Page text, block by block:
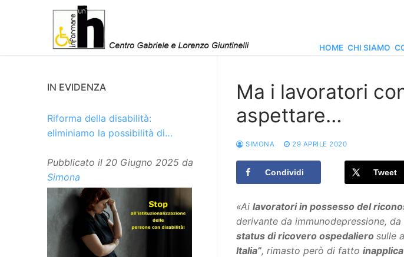
HOME CHI SIAMO
Ma i lavoratori
aspettare…
SIMONA 29 APRILE 2020
Condividi Tweet
«Ai lavoratori in possesso del
derivante da immunodepressione,
status di ricovero ospedaliero sulle
Italia”, rimasto però di fatto
IN EVIDENZA
Riforma della disabilità:
eliminiamo la possibilità di
Pubblicato il 20 Giugno 2025 da
Simona